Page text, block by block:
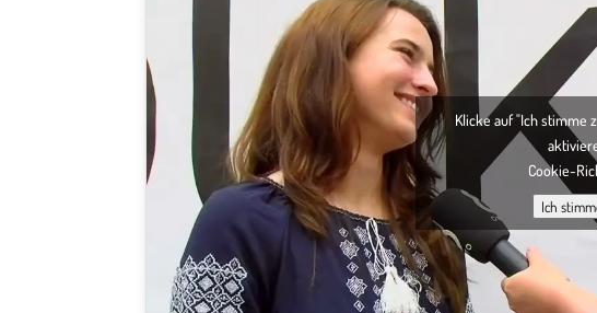
Klicke auf "Ich stimme
Cookie-
Ich